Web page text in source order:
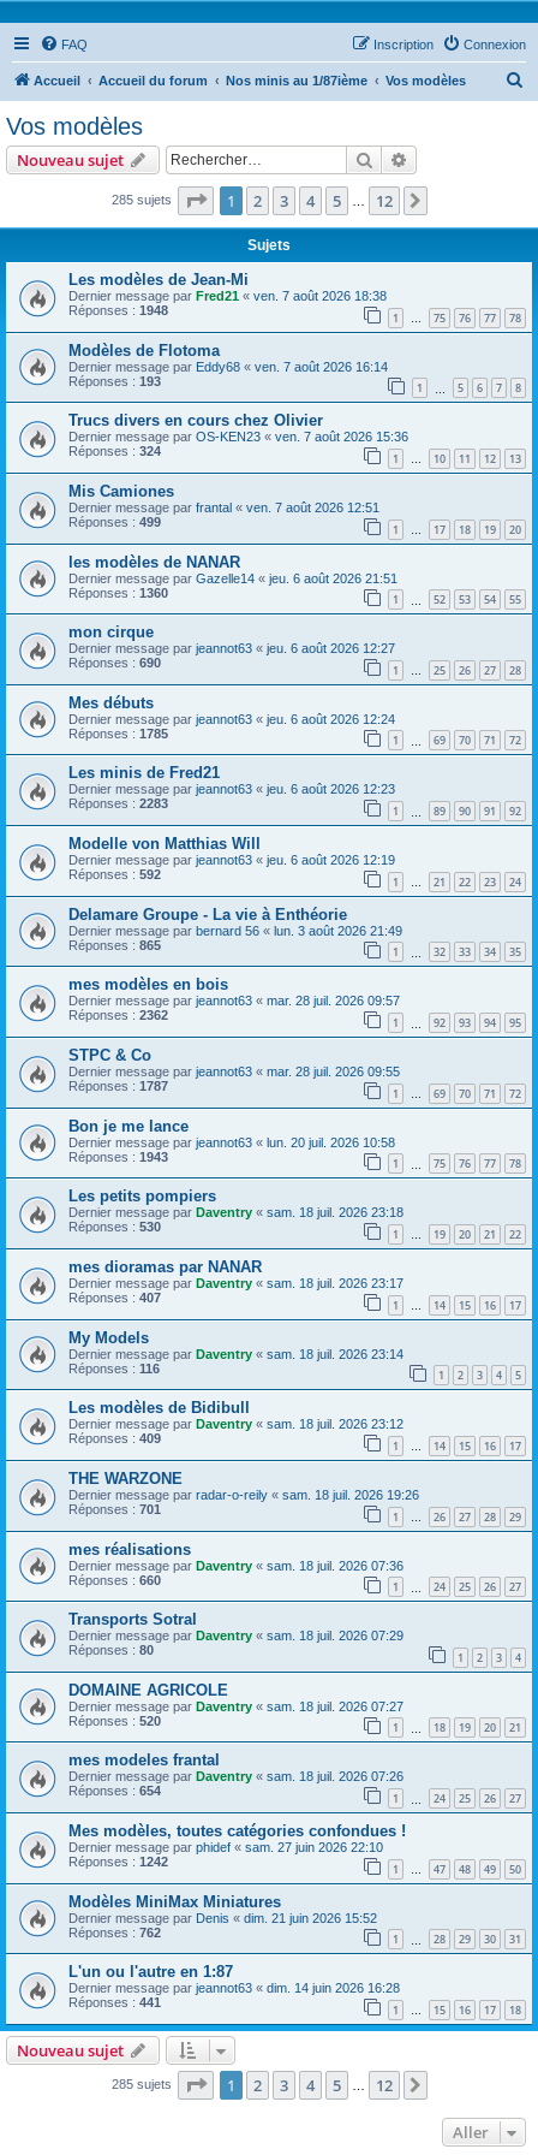
FAQ Connexion
Inscription
Accueil Accueil du forum Nos minis au 1/87ième Vos modèles
e
r
Vos modèles
Nouveau sujet Rechercher
285 sujets Page 1sur12
1 2 3 4 5 12
Sujets
Les modèles de Jean-Mi
Dernier message par Fred21 « ven. 7 août 2026 18:38
Réponses : 1948 1 … 75 76 77 78
Modèles de Flotoma
Dernier message par Eddy68 « ven. 7 août 2026 16:14
Réponses : 193 1 5 6 7 8
Trucs divers en cours chez Olivier
Dernier message par OS-KEN23 « ven. 7 août 2026 15:36
Réponses : 324 1 … 10 11 12 13
Mis Camiones
Dernier message par frantal « ven. 7 août 2026 12:51
Réponses : 499 1 … 17 18 19 20
les modèles de NANAR
Dernier message par Gazelle14 « jeu. 6 août 2026 21:51
Réponses : 1360 1 52 53 54 55
mon cirque
Dernier message par jeannot63 « jeu. 6 août 2026 12:27
Réponses : 690 1 … 25 26 27 28
Mes débuts
Dernier message par jeannot63 « jeu. 6 août 2026 12:24
Réponses : 1785 1 69 70 71 72
Les minis de Fred21
Dernier message par jeannot63 « jeu. 6 août 2026 12:23
Réponses : 2283 1 89 90 91 92
Modelle von Matthias Will
Dernier message par jeannot63 « jeu. 6 août 2026 12:19
Réponses : 592 1 … 21 22 23 24
Delamare Groupe - La vie à Enthéorie
Dernier message par bernard 56 « lun. 3 août 2026 21:49
Réponses : 865 1 32 33 34 35
mes modèles en bois
Dernier message par jeannot63 « mar. 28 juil. 2026 09:57
Réponses : 2362 1 92 93 94 95
STPC & Co
Dernier message par jeannot63 « mar. 28 juil. 2026 09:55
Réponses : 1787 1 … 69 70 71 72
Bon je me lance
Dernier message par jeannot63 « lun. 20 juil. 2026 10:58
Réponses : 1943 1 75 76 77 78
Les petits pompiers
Dernier message par Daventry « sam. 18 juil. 2026 23:18
Réponses : 530 1 … 19 20 21 22
mes dioramas par NANAR
Dernier message par Daventry « sam. 18 juil. 2026 23:17
Réponses : 407 1 … 14 15 16 17
My Models
Dernier message par Daventry « sam. 18 juil. 2026 23:14
Réponses : 116 1 2 3 4 5
Les modèles de Bidibull
Dernier message par Daventry « sam. 18 juil. 2026 23:12
Réponses : 409 1 … 14 15 16 17
THE WARZONE
Dernier message par radar-o-reily « sam. 18 juil. 2026 19:26
Réponses : 701 1 26 27 28 29
mes réalisations
Dernier message par Daventry « sam. 18 juil. 2026 07:36
Réponses : 660 1 24 25 26 27
Transports Sotral
Dernier message par Daventry « sam. 18 juil. 2026 07:29
Réponses : 80 1 2 3 4
DOMAINE AGRICOLE
Dernier message par Daventry « sam. 18 juil. 2026 07:27
Réponses : 520 1 18 19 20 21
mes modeles frantal
Dernier message par Daventry « sam. 18 juil. 2026 07:26
Réponses : 654 1 24 25 26 27
Mes modèles, toutes catégories confondues !
Dernier message par phidef « sam. 27 juin 2026 22:10
Réponses : 1242 1 … 47 48 49 50
Modèles MiniMax Miniatures
Dernier message par Denis « dim. 21 juin 2026 15:52
Réponses : 762 1 28 29 30 31
L'un ou l'autre en 1:87
Dernier message par jeannot63 « dim. 14 juin 2026 16:28
Réponses : 441 1 … 15 16 17 18
Nouveau sujet
285 sujets Page 1sur12
1 2 3 4 5 12
Aller